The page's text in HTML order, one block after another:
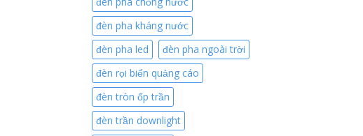
đèn pha kháng nước
đèn pha led
đèn pha ngoài trời
đèn rọi biển quảng cáo
đèn tròn ốp trần
đèn trần downlight